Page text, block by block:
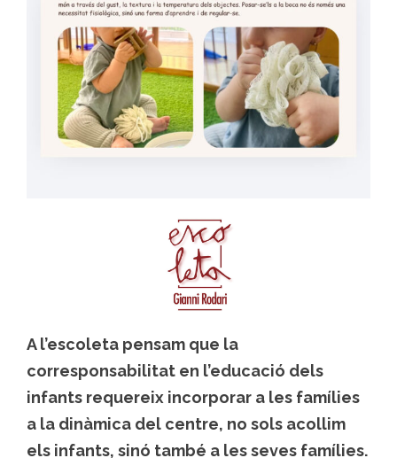
A l’escoleta pensam que la
corresponsabilitat en l’educació dels
infants requereix incorporar a les famílies
a la dinàmica del centre, no sols acollim
els infants, sinó també a les seves famílies.